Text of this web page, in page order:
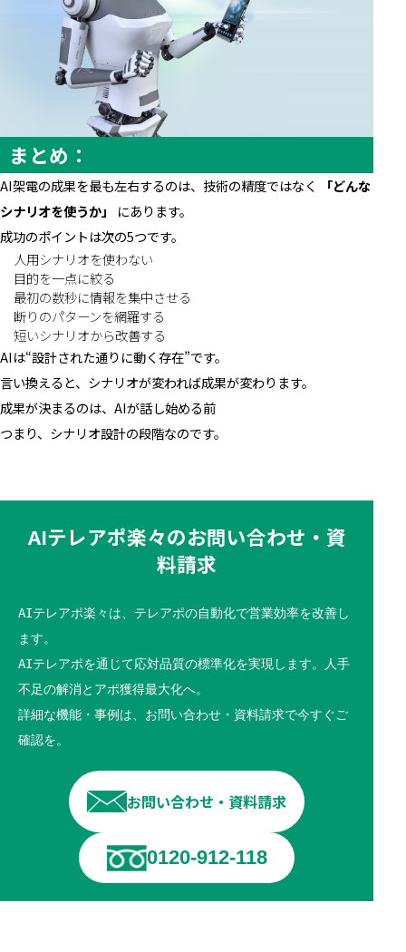
まとめ：
AI架電の成果を最も左右するのは、技術の精度ではなく
「どんな
シナリオを使うか」
にあります。
成功のポイントは次の5つです。
人用シナリオを使わない
目的を一点に絞る
最初の数秒に情報を集中させる
断りのパターンを網羅する
短いシナリオから改善する
AIは“設計された通りに動く存在”です。
言い換えると、シナリオが変われば成果が変わります。
成果が決まるのは、AIが話し始める前――
つまり、シナリオ設計の段階なのです。
AIテレアポ楽々のお問い合わせ・資
料請求
AIテレアポ楽々は、テレアポの自動化で営業効率を改善し
ます。
AIテレアポを通じて応対品質の標準化を実現します。人手
不足の解消とアポ獲得最大化へ。
詳細な機能・事例は、お問い合わせ・資料請求で今すぐご
確認を。
お問い合わせ・資料請求
0120-912-118